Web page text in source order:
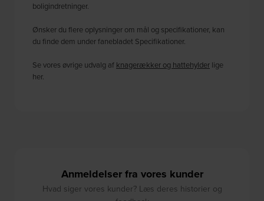
boligindretninger.
Ønsker du flere oplysninger om mål og specifikationer, kan
du finde dem under fanebladet Specifikationer.
Se vores øvrige udvalg af knagerækker og hattehylder lige
her.
Anmeldelser fra vores kunder
Hvad siger vores kunder? Læs deres historier og